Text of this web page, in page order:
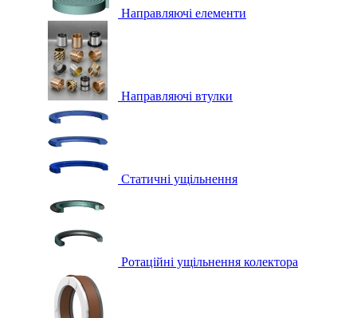
Направляючі елементи
Направляючі втулки
Статичні ущільнення
Ротаційні ущільнення колектора